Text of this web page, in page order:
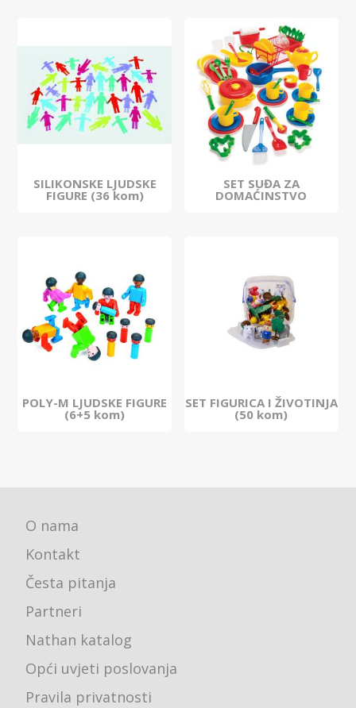
SILIKONSKE LJUDSKE
FIGURE (36 kom)
SET SUĐA ZA
DOMAĆINSTVO
POLY-M LJUDSKE FIGURE
(6+5 kom)
SET FIGURICA I ŽIVOTINJA
(50 kom)
O nama
Kontakt
Česta pitanja
Partneri
Nathan katalog
Opći uvjeti poslovanja
Pravila privatnosti